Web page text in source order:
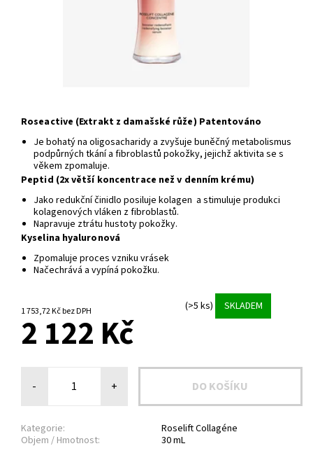
Roseactive (Extrakt z damašské růže) Patentováno
Je bohatý na oligosacharidy a zvyšuje buněčný metabolismus
podpůrných tkání a fibroblastů pokožky, jejichž aktivita se s
věkem zpomaluje.
Peptid (2x větší koncentrace než v denním krému)
Jako redukční činidlo posiluje kolagen a stimuluje produkci
kolagenových vláken z fibroblastů.
Napravuje ztrátu hustoty pokožky.
Kyselina hyaluronová
Zpomaluje proces vzniku vrásek
Načechrává a vypíná pokožku.
1 753,72 Kč bez DPH (>5 ks) SKLADEM
2 122 Kč
- +
Kategorie:
Roselift Collagéne
Objem / Hmotnost:
30 mL